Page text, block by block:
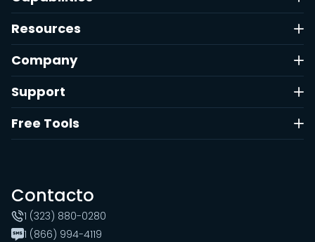
Resources
Company
Support
Free Tools
Contacto
1 (323) 880-0280
1 (866) 994-4119